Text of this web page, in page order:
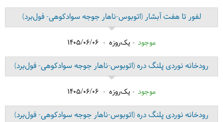
لفور تا هفت آبشار(اتوبوس-ناهار جوجه سوادکوهی- فول‌برد)
موجود یک‌روزه 1405/06/06
رودخانه نوردی پلنگ دره(اتوبوس-ناهار جوجه سوادکوهی- فول‌برد)
موجود یک‌روزه 1405/06/06
رودخانه نوردی پلنگ دره(اتوبوس-ناهار جوجه سوادکوهی- فول‌برد)